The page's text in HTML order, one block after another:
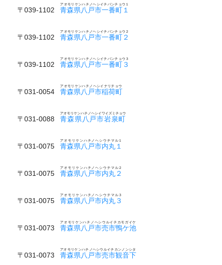
〒039-1102 青森県八戸市一番町１
アオモリケンハチノヘシイチバンチョウ１
〒039-1102 青森県八戸市一番町２
アオモリケンハチノヘシイチバンチョウ２
〒039-1102 青森県八戸市一番町３
アオモリケンハチノヘシイチバンチョウ３
〒031-0054 青森県八戸市稲荷町
アオモリケンハチノヘシイナリチョウ
〒031-0088 青森県八戸市岩泉町
アオモリケンハチノヘシイワイズミチョウ
〒031-0075 青森県八戸市内丸１
アオモリケンハチノヘシウチマル１
〒031-0075 青森県八戸市内丸２
アオモリケンハチノヘシウチマル２
〒031-0075 青森県八戸市内丸３
アオモリケンハチノヘシウチマル３
〒031-0073 青森県八戸市売市鴨ケ池
アオモリケンハチノヘシウルイチカモガイケ
〒031-0073 青森県八戸市売市観音下
アオモリケンハチノヘシウルイチカンノンシタ